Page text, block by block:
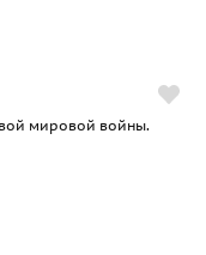
мировой войны.